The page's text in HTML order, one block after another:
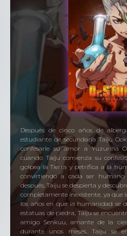
Después de cinco años de
estudiante de secundaria Taiju
confesarle su amor a Yuzuriha
cuando Taiju comienza su
golpea la Tierra y petrifica a la
convirtiendo a cada ser humano
después, Taiju se despierta y
completamente inexistente, ya que
los años en que la humanidad se
estatuas de piedra, Taiju se
amigo Senkuu, amante de la
durante unos meses. Taiju se